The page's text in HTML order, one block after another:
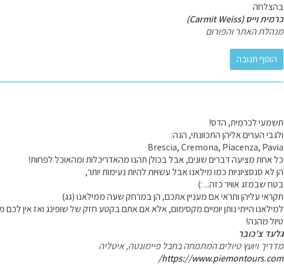
בהצלחה
כרמית וייס (Carmit Weiss)
מנהלת האתר והפורום
תשמעי לכרמית, הדס!
ולגבי הערים אליהן התכוונתי, הנה:
Brescia, Cremona, Piacenza, Pavia
כל אחת מציעה דברים שונים, אבל בכולן תהנו מהאדריכלות ומהאוכל לפחות!
הן לא סנסציוניות כמו מילאנו אבל עשויות להיות נעימות יותר,
בטח שבמזג אוויר כזה... :)
תקראי עליהן ותראי אם מעניין אתכם, הן במרחק שעה ממילאנו (גג)
למילאנו הייתי נותן יומיים מקסימום, אלא אם אתם בקטע חזק של שופינג ואז אין
טיול מהנה!
גלעד צ'כובר
מדריך ויועץ טיולים המתמחה בחבל פיימונטה, איטליה
https://www.piemontours.com/